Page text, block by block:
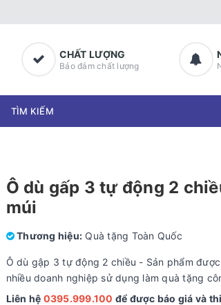
CHẤT LƯỢNG
Bảo đảm chất lượng
TÌM KIẾM
Ô dù gấp 3 tự động 2
múi
Thương hiệu: Quà tặng Toàn Quốc
Ô dù gập 3 tự động 2 chiều - Sản phẩm
nhiều doanh nghiệp sử dụng làm quà tặng
Liên hệ 0395.999.100 để được báo giá và